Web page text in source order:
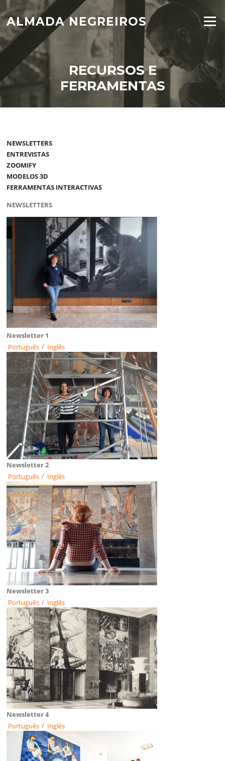
to
content
ALMADA NEGREIROS Menu
RECURSOS E
FERRAMENTAS
NEWSLETTERS
ENTREVISTAS
ZOOMIFY
MODELOS 3D
FERRAMENTAS INTERACTIVAS
NEWSLETTERS
Newsletter 1
Português / Inglês
Newsletter 2
Português / Inglês
Newsletter 3
Português / Inglês
Newsletter 4
Português / Inglês